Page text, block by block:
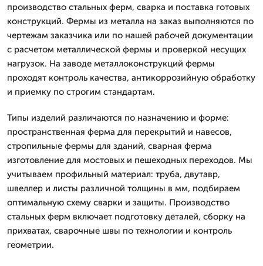
производство стальных ферм, сварка и поставка готовых
конструкций. Фермы из металла на заказ выполняются по
чертежам заказчика или по нашей рабочей документации
с расчетом металлической фермы и проверкой несущих
нагрузок. На заводе металлоконструкций фермы
проходят контроль качества, антикоррозийную обработку
и приемку по строгим стандартам.
Типы изделий различаются по назначению и форме:
пространственная ферма для перекрытий и навесов,
стропильные фермы для зданий, сварная ферма
изготовление для мостовых и пешеходных переходов. Мы
учитываем профильный материал: труба, двутавр,
швеллер и листы различной толщины в мм, подбираем
оптимальную схему сварки и защиты. Производство
стальных ферм включает подготовку деталей, сборку на
прихватах, сварочные швы по технологии и контроль
геометрии.